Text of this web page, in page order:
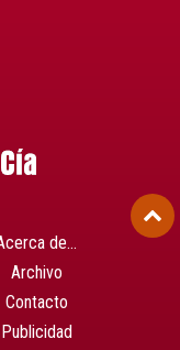
de…
Archivo
Contacto
Publicidad